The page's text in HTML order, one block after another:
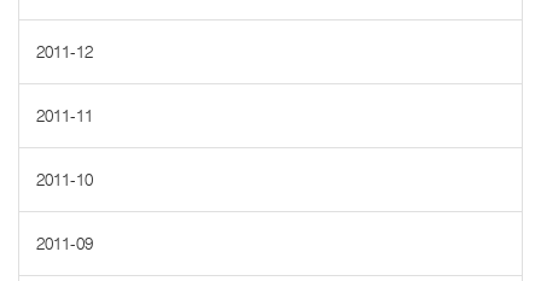
2011-12
2011-11
2011-10
2011-09